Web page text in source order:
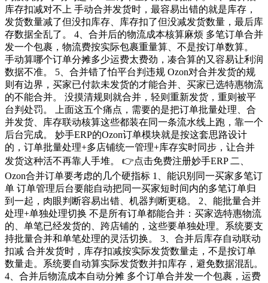
库存扣减对不上 手动合并发货时，最容易出错的就是库存，
发货数量减了但没扣库存、库存扣了但没减发货数量，最后库
存数据全乱了。 4、合并后的物流成本核算麻烦 多笔订单合并
发一个包裹，物流费按实际包裹重量算、不是按订单数算。
手动算哪个订单分摊多少运费太费劲，凑合算的又容易让利润
数据不准。 5、合并错了怕平台判违规 Ozon对合并发货的规
则有边界，买家已付款未发货的才能合并、买家已选特惠物流
的不能合并。 没摸清规则就合并，轻则重新发货，重则被平
台判处罚。 上面这五个痛点，需要的是把订单批量处理、合
并发货、库存联动核算这些都装在同一条流水线上跑，靠一个
后台完成。 妙手ERP的Ozon订单模块就是按这套思路设计
的，订单批量处理+多店铺统一管理+库存实时同步，让合并
发货这种活不再靠人手堆。 👉点击免费注册妙手ERP 二、
Ozon合并订单要考虑的几个硬指标 1、能识别同一买家多笔订
单 订单管理后台要能自动把同一买家短时间内的多笔订单归
到一起，肉眼判断容易出错、机器判断更稳。 2、能批量合并
处理+单独处理切换 不是所有订单都能合并：买家选特惠物流
的、单笔已经发货的、跨店铺的，这些要单独处理。系统要支
持批量合并和单笔处理的灵活切换。 3、合并后库存自动联动
扣减 合并发货时，库存扣减按实际发货数量走，不是按订单
数量走。系统要自动算实际发货数并扣库存，避免数据混乱。
4、合并后物流成本自动分摊 多个订单合并发一个包裹，运费